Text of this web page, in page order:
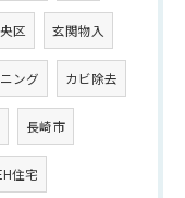
区 玄関物入
ング カビ除去
長崎市
住宅